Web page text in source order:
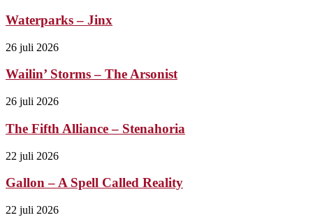
Waterparks – Jinx
26 juli 2026
Wailin’ Storms – The Arsonist
26 juli 2026
The Fifth Alliance – Stenahoria
22 juli 2026
Gallon – A Spell Called Reality
22 juli 2026